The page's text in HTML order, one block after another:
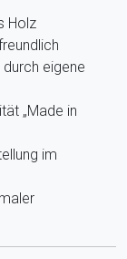
Holz
eigene
„Made in
im